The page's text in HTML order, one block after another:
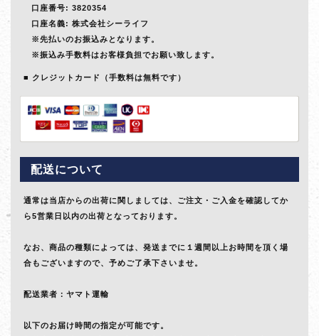
口座番号: 3820354
口座名義: 株式会社シーライフ
※先払いのお振込みとなります。
※振込み手数料はお客様負担でお願い致します。
クレジットカード（手数料は無料です）
配送について
通常は当店からの出荷に関しましては、ご注文・ご入金を確認してか
ら5営業日以内の出荷となっております。
なお、商品の種類によっては、発送までに１週間以上お時間を頂く場
合もございますので、予めご了承下さいませ。
配送業者：ヤマト運輸
以下のお届け時間の指定が可能です。